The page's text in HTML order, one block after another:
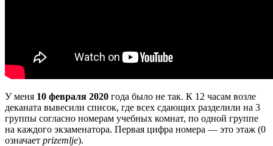
У меня 10 февраля 2020 года было не так. К 12 часам возле
деканата вывесили список, где всех сдающих разделили на 3
группы согласно номерам учебных комнат, по одной группе
на каждого экзаменатора. Первая цифра номера — это этаж (0
означает prizemlje).